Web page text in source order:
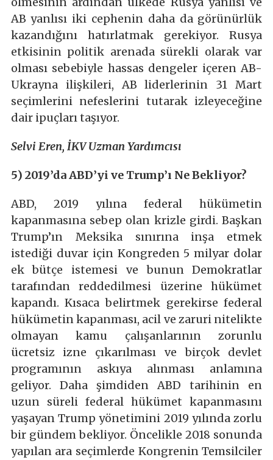
AB yanlısı iki cephenin daha da görünürlük
kazandığını hatırlatmak gerekiyor. Rusya
etkisinin politik arenada sürekli olarak var
olması sebebiyle hassas dengeler içeren AB-
Ukrayna ilişkileri, AB liderlerinin 31 Mart
seçimlerini nefeslerini tutarak izleyeceğine
dair ipuçları taşıyor.
Selvi Eren, İKV Uzman Yardımcısı
5) 2019’da ABD’yi ve Trump’ı Ne Bekliyor?
ABD, 2019 yılına federal hükümetin
kapanmasına sebep olan krizle girdi. Başkan
Trump’ın Meksika sınırına inşa etmek
istediği duvar için Kongreden 5 milyar dolar
ek bütçe istemesi ve bunun Demokratlar
tarafından reddedilmesi üzerine hükümet
kapandı. Kısaca belirtmek gerekirse federal
hükümetin kapanması, acil ve zaruri nitelikte
olmayan kamu çalışanlarının zorunlu
ücretsiz izne çıkarılması ve birçok devlet
programının askıya alınması anlamına
geliyor. Daha şimdiden ABD tarihinin en
uzun süreli federal hükümet kapanmasını
yaşayan Trump yönetimini 2019 yılında zorlu
bir gündem bekliyor. Öncelikle 2018 sonunda
yapılan ara seçimlerde Kongrenin Temsilciler